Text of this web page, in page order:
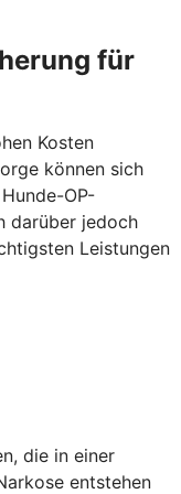
für
Kosten
können sich
OP-
darüber jedoch
Leistungen
die in einer
entstehen